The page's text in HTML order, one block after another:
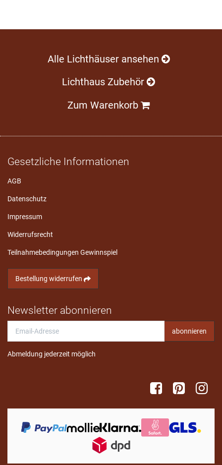
Alle Lichthäuser ansehen
Lichthaus Zubehör
Zum Warenkorb
Gesetzliche Informationen
AGB
Datenschutz
Impressum
Widerrufsrecht
Teilnahmebedingungen Gewinnspiel
Bestellung widerrufen
Newsletter abonnieren
Adresse
abonnieren
Abmeldung jederzeit möglich